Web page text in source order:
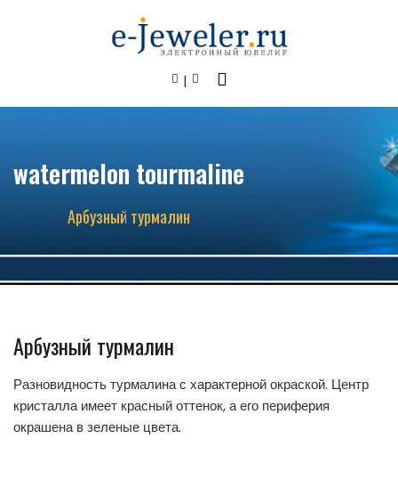
watermelon tourmaline
Арбузный турмалин
Арбузный турмалин
Разновидность турмалина с характерной окраской. Центр
кристалла имеет красный оттенок, а его периферия
окрашена в зеленые цвета.